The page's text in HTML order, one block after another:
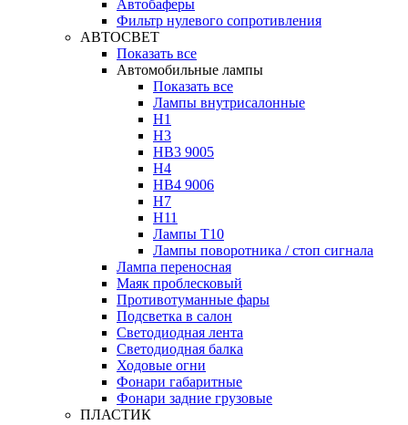
Автобаферы
Фильтр нулевого сопротивления
АВТОСВЕТ
Показать все
Автомобильные лампы
Показать все
Лампы внутрисалонные
H1
H3
HB3 9005
H4
HB4 9006
H7
H11
Лампы Т10
Лампы поворотника / стоп сигнала
Лампа переносная
Маяк проблесковый
Противотуманные фары
Подсветка в салон
Светодиодная лента
Светодиодная балка
Ходовые огни
Фонари габаритные
Фонари задние грузовые
ПЛАСТИК